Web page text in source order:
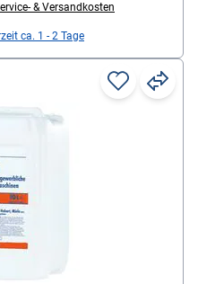
& Versandkosten
ca. 1 - 2 Tage